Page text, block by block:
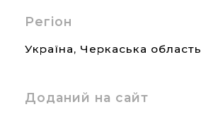
Регіон
Україна, Черкаська область
Доданий на сайт